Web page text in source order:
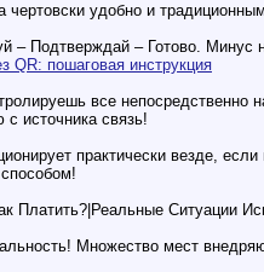
удобно и
– Подтверждай – Готово.
QR: пошаговая инструкция
все непосредственно
источника связь!
практически везде,
Платить?|Реальные Ситуации
Множество мест